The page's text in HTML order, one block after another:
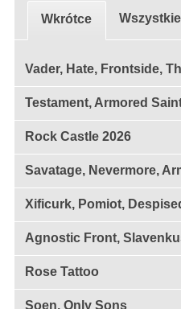
Wkrótce Wszystkie
Vader, Hate, Frontside,
Testament, Armored
Rock Castle 2026
Savatage, Nevermore,
Xificurk, Pomiot,
Agnostic Front,
Rose Tattoo
Soen, Only Sons